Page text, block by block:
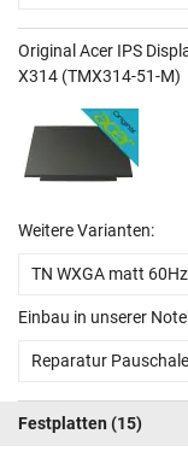
Original Acer IPS
X314 (TMX314-51-M)
Weitere Varianten:
TN WXGA matt 60Hz
Einbau in unserer
Reparatur
Festplatten (15)